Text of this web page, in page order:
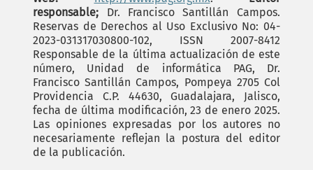
responsable; Dr. Francisco Santillán Campos.
Reservas de Derechos al Uso Exclusivo No: 04-
2023-031317030800-102, ISSN 2007-8412
Responsable de la última actualización de este
número, Unidad de informática PAG, Dr.
Francisco Santillán Campos, Pompeya 2705 Col
Providencia C.P. 44630, Guadalajara, Jalisco,
fecha de última modificación, 23 de enero 2025.
Las opiniones expresadas por los autores no
necesariamente reflejan la postura del editor
de la publicación.